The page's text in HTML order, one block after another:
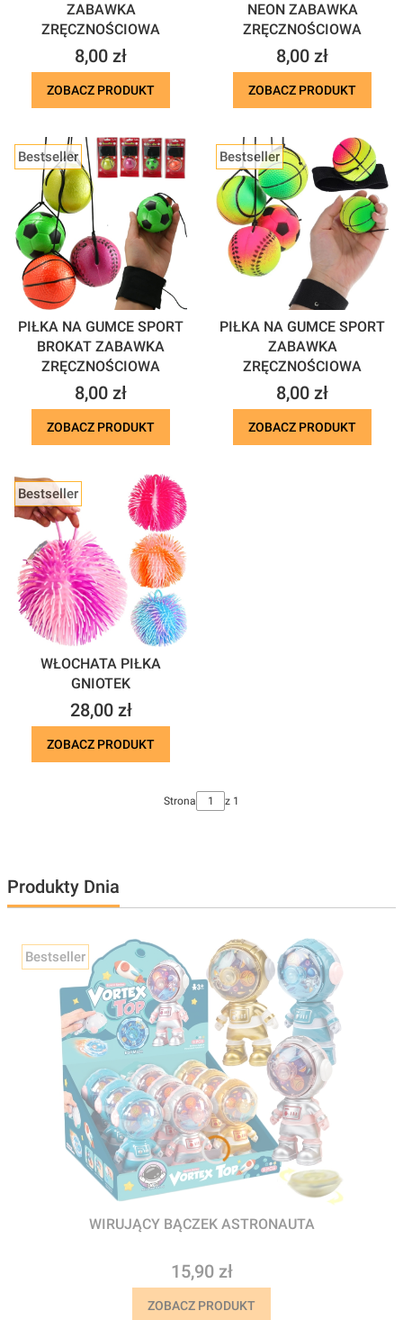
ZABAWKA
ZRĘCZNOŚCIOWA
Cena
8,00 zł
ZOBACZ PRODUKT
NEON ZABAWKA
ZRĘCZNOŚCIOWA
Cena
8,00 zł
ZOBACZ PRODUKT
Bestseller
PIŁKA NA GUMCE SPORT
BROKAT ZABAWKA
ZRĘCZNOŚCIOWA
Cena
8,00 zł
ZOBACZ PRODUKT
Bestseller
PIŁKA NA GUMCE SPORT
ZABAWKA
ZRĘCZNOŚCIOWA
Cena
8,00 zł
ZOBACZ PRODUKT
Bestseller
WŁOCHATA PIŁKA
GNIOTEK
Cena
28,00 zł
ZOBACZ PRODUKT
Strona z 1
Produkty Dnia
Bestseller
WIRUJĄCY BĄCZEK ASTRONAUTA
Cena
15,90 zł
ZOBACZ PRODUKT